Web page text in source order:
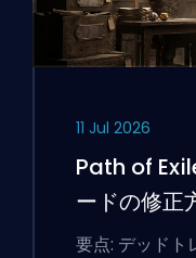
11 Jul 2026
Path of
ードの修正
要点: デッド